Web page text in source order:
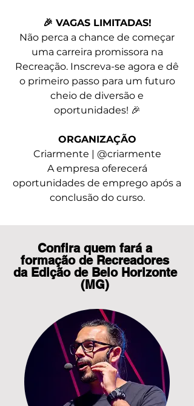
🎉 VAGAS LIMITADAS!
Não perca a chance de começar
uma carreira promissora na
Recreação. Inscreva-se agora e dê
o primeiro passo para um futuro
cheio de diversão e
oportunidades! 🎉
ORGANIZAÇÃO
Criarmente | @criarmente
A empresa oferecerá
oportunidades de emprego após a
conclusão do curso.
Confira quem fará a
formação de Recreadores
da Edição de Belo Horizonte
(MG)